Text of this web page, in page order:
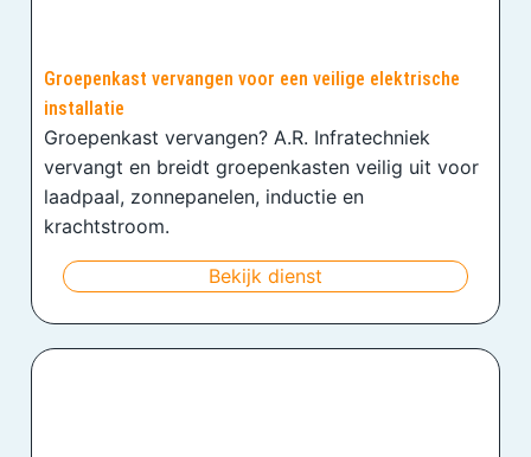
Groepenkast vervangen voor een veilige elektrische
installatie
Groepenkast vervangen? A.R. Infratechniek
vervangt en breidt groepenkasten veilig uit voor
laadpaal, zonnepanelen, inductie en
krachtstroom.
Bekijk dienst